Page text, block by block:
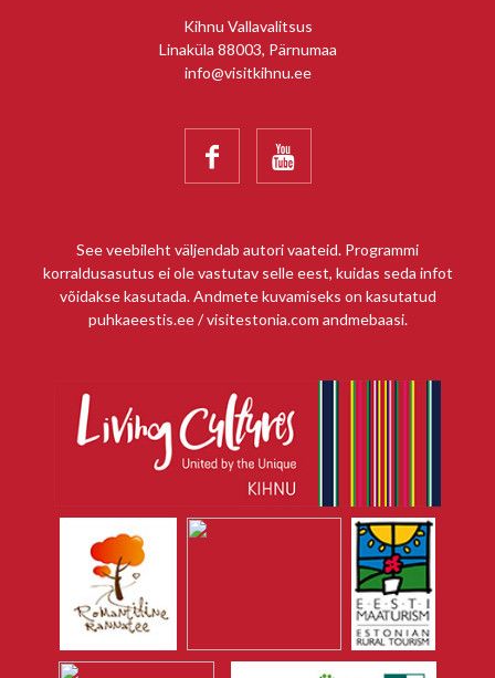
Kihnu Vallavalitsus
Linaküla 88003, Pärnumaa
info@visitkihnu.ee
 
See veebileht väljendab autori vaateid. Programmi
korraldusasutus ei ole vastutav selle eest, kuidas seda infot
võidakse kasutada. Andmete kuvamiseks on kasutatud
puhkaeestis.ee / visitestonia.com andmebaasi.